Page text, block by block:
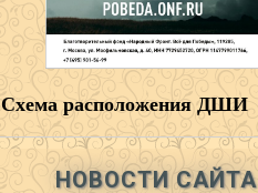
Схема расположения ДШИ
НОВОСТИ САЙТА